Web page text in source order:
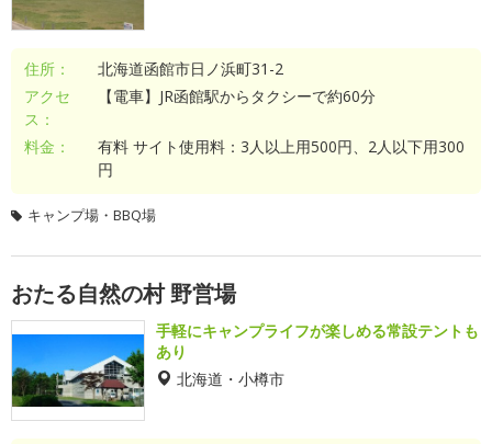
住所：
北海道函館市日ノ浜町31-2
アクセ
ス：
【電車】JR函館駅からタクシーで約60分
料金：
有料 サイト使用料：3人以上用500円、2人以下用300
円
キャンプ場・BBQ場
おたる自然の村 野営場
手軽にキャンプライフが楽しめる常設テントも
あり
北海道・小樽市